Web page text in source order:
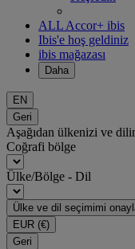
ALL Accor+ ibis
Ibis'e hoş geldiniz
ibis mağazası
Daha
EN
Geri
Aşağıdan ülkenizi ve
Coğrafi bölge
Ülke/Bölge - Dil
Ülke ve dil seçimimi
EUR (€)
Geri